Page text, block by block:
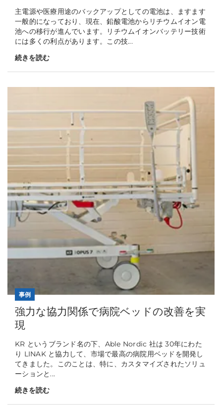
主電源や医療用途のバックアップとしての電池は、ますます
一般的になっており、現在、鉛酸電池からリチウムイオン電
池への移行が進んでいます。リチウムイオンバッテリー技術
には多くの利点があります。この技...
続きを読む
事例
強力な協力関係で病院ベッドの改善を実
現
KR というブランド名の下、Able Nordic 社は 30年にわた
り LINAK と協力して、市場で最高の病院用ベッドを開発し
てきました。このことは、特に、カスタマイズされたソリュ
ーションと...
続きを読む